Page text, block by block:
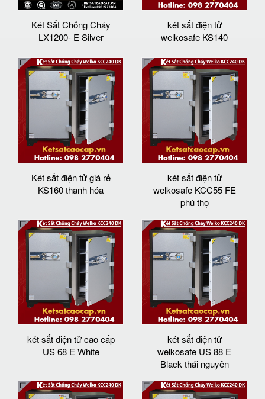
Két Sắt Chống Cháy
LX1200- E Silver
két sắt điện tử
welkosafe KS140
Két sắt điện tử giá rẻ
KS160 thanh hóa
két sắt điện tử
welkosafe KCC55 FE
phú thọ
két sắt điện tử cao cấp
US 68 E White
két sắt điện tử
welkosafe US 88 E
Black thái nguyên